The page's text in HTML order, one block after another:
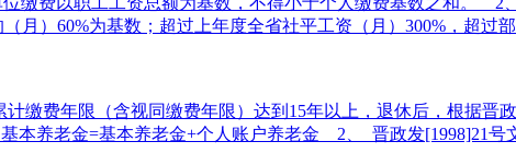
月）60%为基数；超过上年度全省社平工资（月）300%，超过部
缴费年限（含视同缴费年限）达到15年以上，退休后，根据
本养老金=基本养老金+个人账户养老金 2、 晋政发[1998]21号